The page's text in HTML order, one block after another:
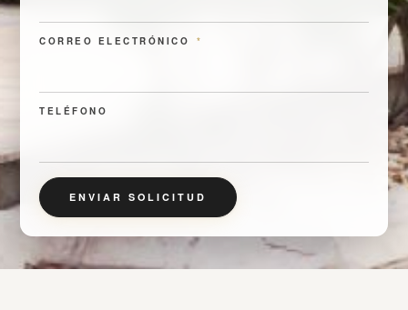
CORREO ELECTRÓNICO *
TELÉFONO
ENVIAR SOLICITUD